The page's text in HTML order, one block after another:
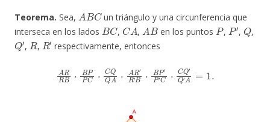
Teorema. Sea,
A BC
un triángulo y una circunferencia que
interseca en los lados
BC
,
CA
,
AB
en los puntos
P
,
P′
,
Q
,
Q′
,
R
,
R′
respectivamente, entonces
ARR ⋅BP C⋅C QA⋅ R′R′ BP′